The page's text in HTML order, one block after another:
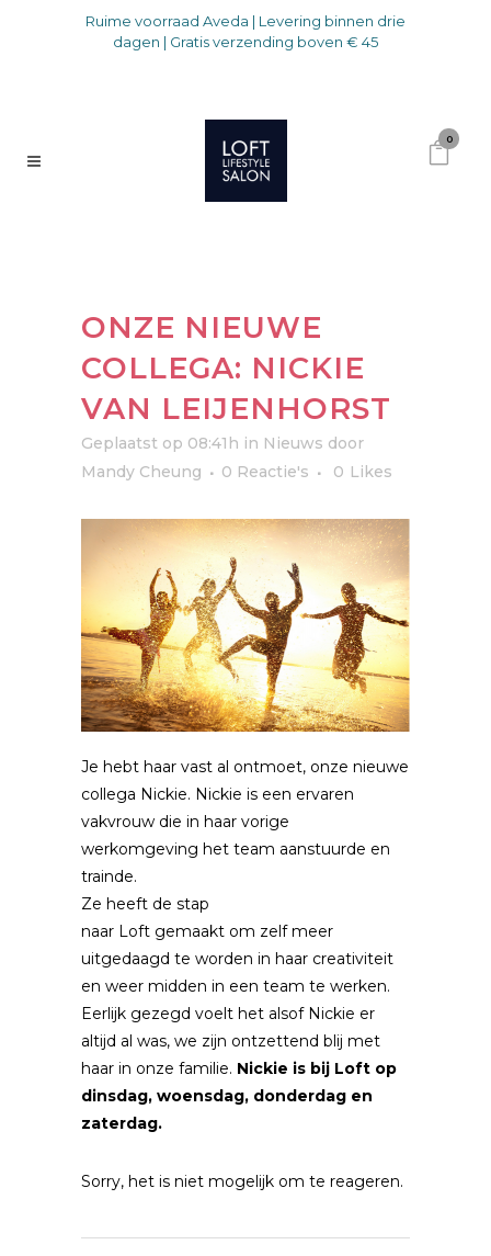
Ruime voorraad Aveda | Levering binnen drie
dagen | Gratis verzending boven € 45
0
ONZE NIEUWE
COLLEGA: NICKIE
VAN LEIJENHORST
Geplaatst op 08:41h in Nieuws door
Mandy Cheung
0 Reactie's 0 Likes
Je hebt haar vast al ontmoet, onze nieuwe
collega Nickie. Nickie is een ervaren
vakvrouw die in haar vorige
werkomgeving het team aanstuurde en
trainde.
Ze heeft de stap
naar Loft gemaakt om zelf meer
uitgedaagd te worden in haar creativiteit
en weer midden in een team te werken.
Eerlijk gezegd voelt het alsof Nickie er
altijd al was, we zijn ontzettend blij met
haar in onze familie. Nickie is bij Loft op
dinsdag, woensdag, donderdag en
zaterdag.
Sorry, het is niet mogelijk om te reageren.